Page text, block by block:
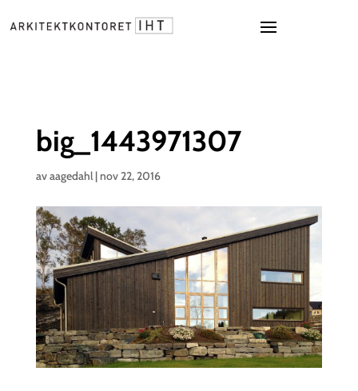
big_1443971307
avaagedahl|nov 22, 2016